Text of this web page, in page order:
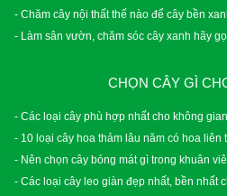
- Chăm cây nội thất thế nào để cây bền
- Làm sân vườn, chăm sóc cây xanh hãy
CHỌN CÂY GÌ
- Các loại cây phù hợp nhất cho không
- 10 loại cây hoa thảm lâu năm có hoa liên
- Nên chọn cây bóng mát gì trong khuân
- Các loại cây leo giàn đẹp nhất, bền nhất